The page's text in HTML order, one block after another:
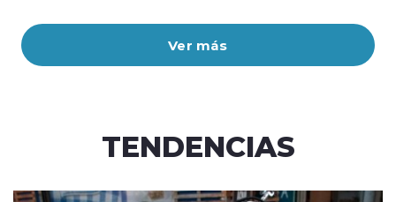
Ver más
TENDENCIAS